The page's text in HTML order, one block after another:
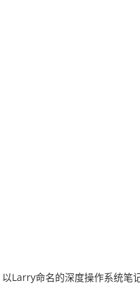
Larry命名的深度操作系统笔